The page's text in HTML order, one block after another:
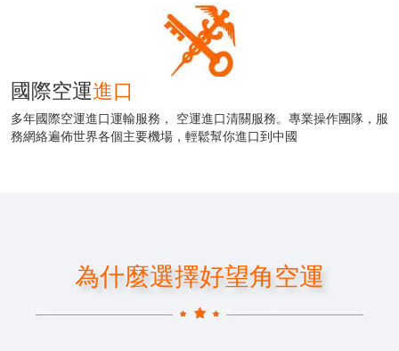
國際空運進口
多年國際空運進口運輸服務， 空運進口清關服務。專業操作團隊，服
務網絡遍佈世界各個主要機場，輕鬆幫你進口到中國
為什麼選擇好望角空運